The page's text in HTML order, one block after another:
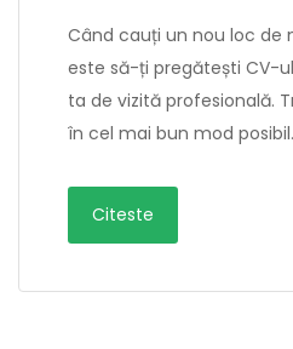
Când cauți un nou loc de
este să-ți pregătești CV-
ta de vizită profesională.
în cel mai bun mod
Citeste